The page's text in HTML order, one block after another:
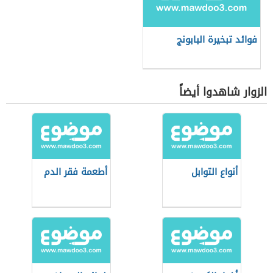
فوائد تبخيرة البابونج
الزوار شاهدوا أيضاً
أنواع التوابل أطعمة فقر الدم